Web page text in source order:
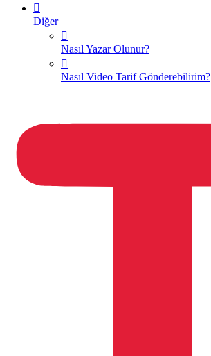
Diğer
Nasıl Yazar Olunur?
Nasıl Video Tarif Gönderebilirim?